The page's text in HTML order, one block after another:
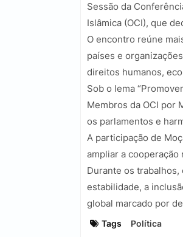
Sessão da
Islâmica (OCI), que
O encontro reúne
países e
direitos humanos,
Sob o lema
Membros da OCI por
os parlamentos e
A participação de
ampliar a
Durante os
estabilidade, a
global marcado por
Tags Política